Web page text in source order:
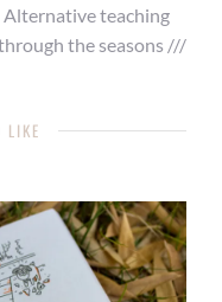
teaching
the seasons ///
LIKE